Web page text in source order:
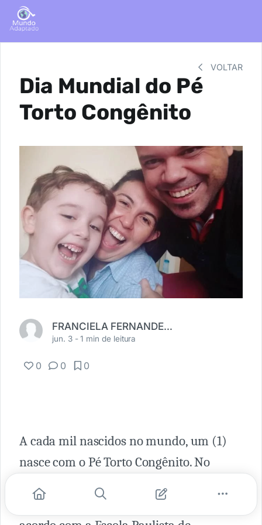
VOLTAR
Dia Mundial do Pé
Torto Congênito
FRANCIELA FERNANDES PEREIRA
jun. 3 -1 min de leitura
0 0 0
A cada mil nascidos no mundo, um (1)
nasce com o Pé Torto Congênito. No
São Paulo, mais especificamente, de